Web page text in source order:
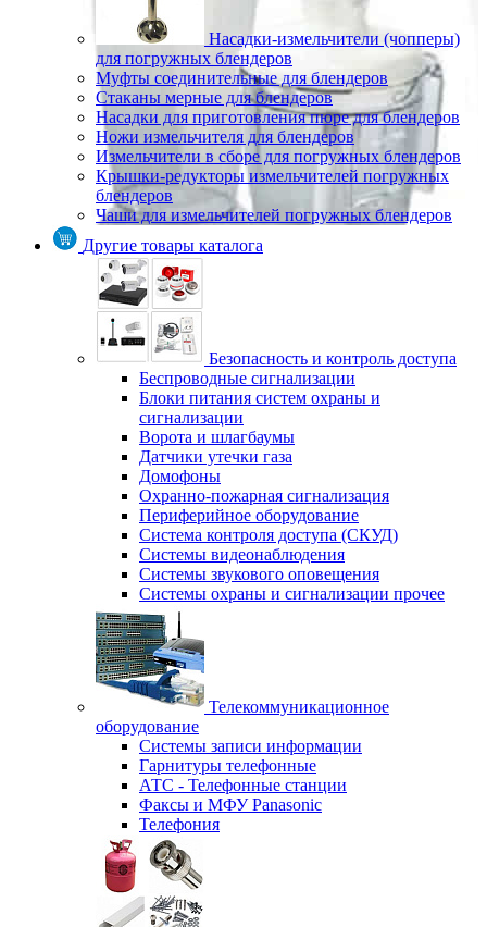
Насадки-измельчители (чопперы)
для погружных блендеров
Муфты соединительные для блендеров
Стаканы мерные для блендеров
Насадки для приготовления пюре для блендеров
Ножи измельчителя для блендеров
Измельчители в сборе для погружных блендеров
Крышки-редукторы измельчителей погружных
блендеров
Чаши для измельчителей погружных блендеров
Другие товары каталога
Безопасность и контроль доступа
Беспроводные сигнализации
Блоки питания систем охраны и
сигнализации
Ворота и шлагбаумы
Датчики утечки газа
Домофоны
Охранно-пожарная сигнализация
Периферийное оборудование
Система контроля доступа (СКУД)
Системы видеонаблюдения
Системы звукового оповещения
Системы охраны и сигнализации прочее
Телекоммуникационное
оборудование
Системы записи информации
Гарнитуры телефонные
АТС - Телефонные станции
Факсы и МФУ Panasonic
Телефония